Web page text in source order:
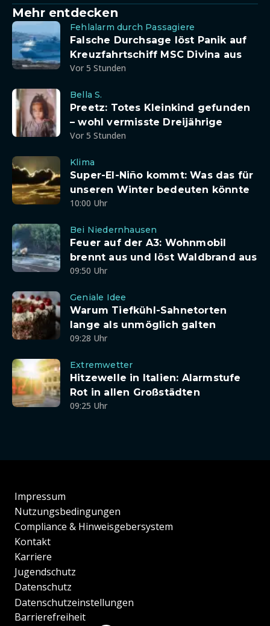
Mehr entdecken
Fehlalarm durch Passagiere
Falsche Durchsage löst Panik auf
Kreuzfahrtschiff MSC Divina aus
Vor 5 Stunden
Bella S.
Preetz: Totes Kleinkind gefunden
– wohl vermisste Dreijährige
Vor 5 Stunden
Klima
Super-El-Niño kommt: Was das für
unseren Winter bedeuten könnte
10:00 Uhr
Bei Niedernhausen
Feuer auf der A3: Wohnmobil
brennt aus und löst Waldbrand aus
09:50 Uhr
Geniale Idee
Warum Tiefkühl-Sahnetorten
lange als unmöglich galten
09:28 Uhr
Extremwetter
Hitzewelle in Italien: Alarmstufe
Rot in allen Großstädten
09:25 Uhr
Impressum
Nutzungsbedingungen
Compliance & Hinweisgebersystem
Kontakt
Karriere
Jugendschutz
Datenschutz
Datenschutzeinstellungen
Barrierefreiheit